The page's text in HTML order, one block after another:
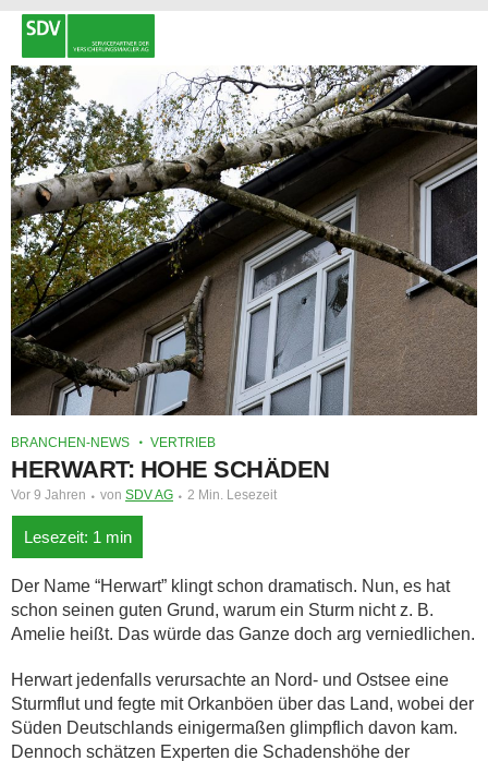
BRANCHEN-NEWS VERTRIEB
HERWART: HOHE SCHÄDEN
Vor 9 Jahren von SDV AG 2 Min. Lesezeit
Der Name “Herwart” klingt schon dramatisch. Nun, es hat
schon seinen guten Grund, warum ein Sturm nicht z. B.
Amelie heißt. Das würde das Ganze doch arg verniedlichen.
Herwart jedenfalls verursachte an Nord- und Ostsee eine
Sturmflut und fegte mit Orkanböen über das Land, wobei der
Süden Deutschlands einigermaßen glimpflich davon kam.
Dennoch schätzen Experten die Schadenshöhe der